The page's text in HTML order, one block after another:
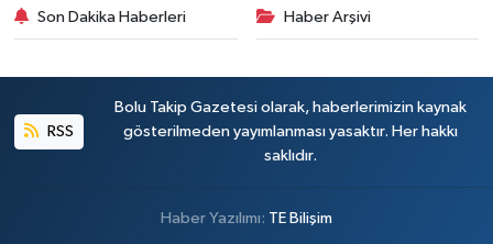
Son Dakika Haberleri Haber Arşivi
RSS
Bolu Takip Gazetesi olarak, haberlerimizin kaynak
gösterilmeden yayımlanması yasaktır. Her hakkı
saklıdır.
Haber Yazılımı: TE Bilişim